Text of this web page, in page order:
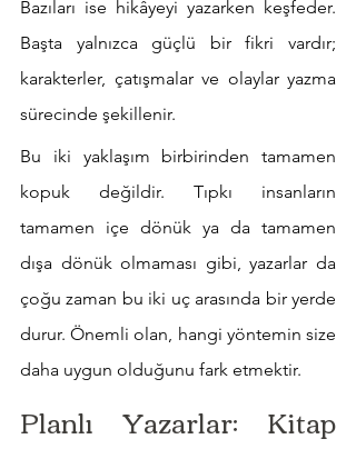
Bazıları ise hikâyeyi yazarken keşfeder.
Başta yalnızca güçlü bir fikri vardır;
karakterler, çatışmalar ve olaylar yazma
sürecinde şekillenir.
Bu iki yaklaşım birbirinden tamamen
kopuk değildir. Tıpkı insanların
tamamen içe dönük ya da tamamen
dışa dönük olmaması gibi, yazarlar da
çoğu zaman bu iki uç arasında bir yerde
durur. Önemli olan, hangi yöntemin size
daha uygun olduğunu fark etmektir.
Planlı Yazarlar: Kitap